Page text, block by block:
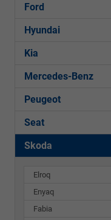
Ford
Hyundai
Kia
Mercedes-Benz
Peugeot
Seat
Skoda
Elroq
Enyaq
Fabia